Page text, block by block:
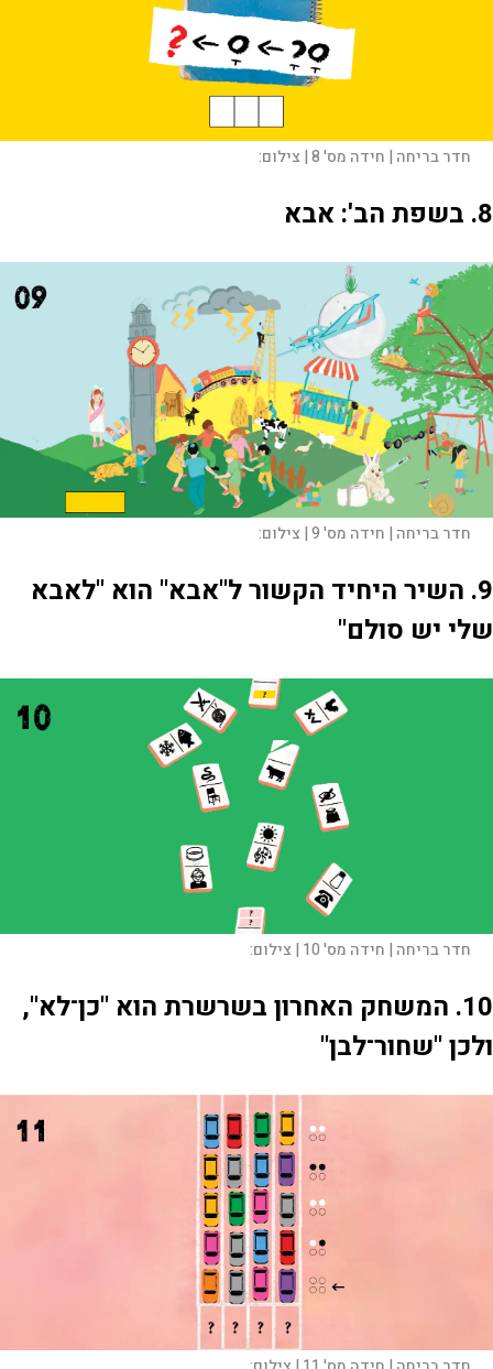
חדר בריחה | חידה מס' 8 | צילום:
8. בשפת הב': אבא
חדר בריחה | חידה מס' 9 | צילום:
9. השיר היחיד הקשור ל"אבא" הוא "לאבא
שלי יש סולם"
חדר בריחה | חידה מס' 10 | צילום:
10. המשחק האחרון בשרשרת הוא "כן־לא",
ולכן "שחור־לבן"